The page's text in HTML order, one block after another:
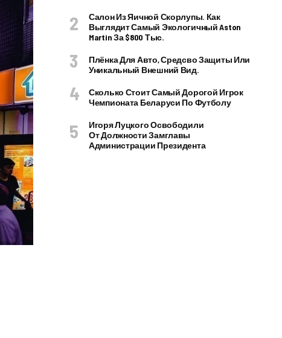
Салон Из Яичной Скорлупы. Как
Выглядит Самый Экологичный Aston
Martin За $800 Тыс.
Плёнка Для Авто, Средсво Защиты Или
Уникальный Внешний Вид.
Сколько Стоит Самый Дорогой Игрок
Чемпионата Беларуси По Футболу
Игоря Луцкого Освободили
От Должности Замглавы
Администрации Президента